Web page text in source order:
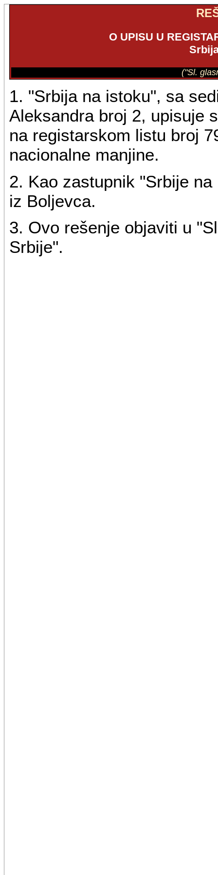
O UPISU U
("Sl.
1. "Srbija na istoku", sa
Aleksandra broj 2, upisuje
na registarskom listu broj
nacionalne manjine.
2. Kao zastupnik "Srbije
iz Boljevca.
3. Ovo rešenje objaviti u
Srbije".